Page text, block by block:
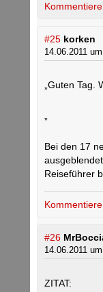
#25 korken
14.06.2011
„Guten Tag.
Bei den 17
Reiseführer
#26
14.06.2011
ZITAT: